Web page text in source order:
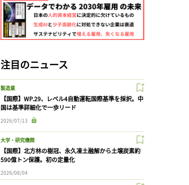
注目のニュース
製造業
【国際】WP.29、レベル4自動運転国際基準を採択。中
国は基準詳細化で一歩リード
2026/07/13
大学・研究機関
【国際】北方林の樹冠、永久凍土融解から土壌炭素約
590億トン保護。初の定量化
2026/08/04